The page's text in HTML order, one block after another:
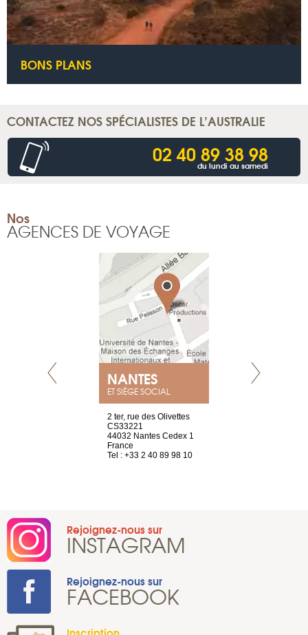
BONS PLANS
CONTACTEZ NOS SPÉCIALISTES DE L’AUSTRALIE
02 40 89 38 98
du lundi au samedi
Nos
AGENCES DE VOYAGE
NANTES
ET SIÈGE SOCIAL
2 ter, rue des Olivettes
CS33221
44032 Nantes Cedex 1
France
Tel : +33 2 40 89 98 10
Rejoignez-nous sur
INSTAGRAM
Rejoignez-nous sur
FACEBOOK